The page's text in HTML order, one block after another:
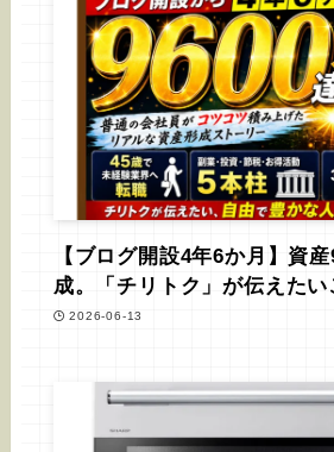
【ブログ開設4年6か月】資
成。「チリトク」が伝えたい
2026-06-13